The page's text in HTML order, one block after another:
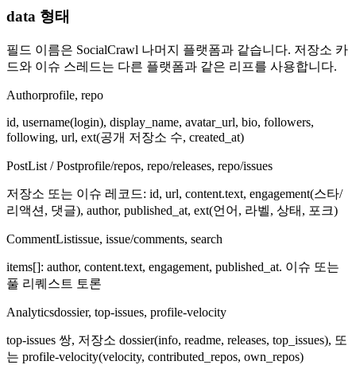
data 형태
필드 이름은 SocialCrawl 나머지 플랫폼과 같습니다. 저장소 카
드와 이슈 스레드는 다른 플랫폼과 같은 리프를 사용합니다.
Authorprofile, repo
id, username(login), display_name, avatar_url, bio, followers,
following, url, ext(공개 저장소 수, created_at)
PostList / Postprofile/repos, repo/releases, repo/issues
저장소 또는 이슈 레코드: id, url, content.text, engagement(스타/
리액션, 댓글), author, published_at, ext(언어, 라벨, 상태, 포크)
CommentListissue, issue/comments, search
items[]: author, content.text, engagement, published_at. 이슈 또는
풀 리퀘스트 토론
Analyticsdossier, top-issues, profile-velocity
top-issues 쌍, 저장소 dossier(info, readme, releases, top_issues), 또
는 profile-velocity(velocity, contributed_repos, own_repos)